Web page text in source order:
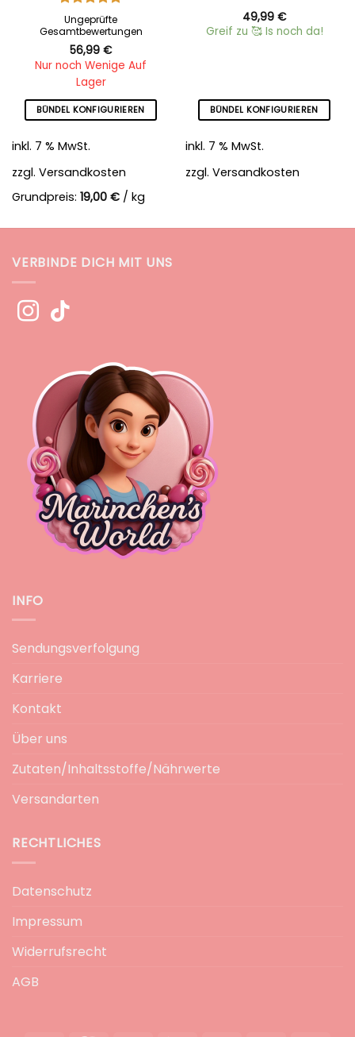
Bewertet
mit5von
Ungeprüfte
Gesamtbewertungen
56,99 €
Nur noch Wenige Auf
Lager
BÜNDEL KONFIGURIEREN
inkl. 7 % MwSt.
zzgl. Versandkosten
Grundpreis: 19,00 €/ kg
49,99 €
Greif zu 🥰 Is noch da!
BÜNDEL KONFIGURIEREN
inkl. 7 % MwSt.
zzgl. Versandkosten
VERBINDE DICH MIT UNS
INFO
Sendungsverfolgung
Karriere
Kontakt
Über uns
Zutaten/Inhaltsstoffe/Nährwerte
Versandarten
RECHTLICHES
Datenschutz
Impressum
Widerrufsrecht
AGB